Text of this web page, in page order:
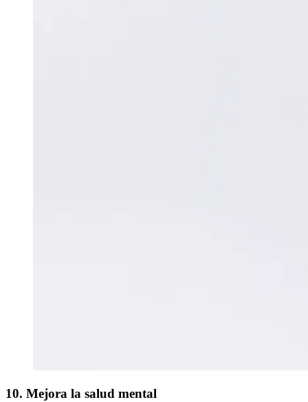
10. Mejora la salud mental